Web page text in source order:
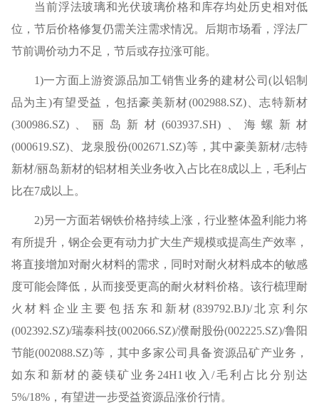
当前浮法玻璃和光伏玻璃价格和库存均处历史相对低
位，节后价格修复仍需关注需求情况。后期市场看，浮法厂
节前调价动力不足，节后或存拉涨可能。
1)一方面上游资源品加工销售业务的建材公司(以铝制
品为主)有望受益，包括豪美新材(002988.SZ)、志特新材
(300986.SZ)、丽岛新材(603937.SH)、海螺新材
(000619.SZ)、龙泉股份(002671.SZ)等，其中豪美新材/志特
新材/丽岛新材的铝材相关业务收入占比在8成以上，毛利占
比在7成以上。
2)另一方面若钢铁价格持续上涨，行业整体盈利能力将
有所提升，钢企会更有动力扩大生产规模或提高生产效率，
将直接增加对耐火材料的需求，同时对耐火材料成本的敏感
度可能会降低，从而接受更高的耐火材料价格。该行梳理耐
火材料企业主要包括东和新材(839792.BJ)/北京利尔
(002392.SZ)/瑞泰科技(002066.SZ)/濮耐股份(002225.SZ)/鲁阳
节能(002088.SZ)等，其中多家公司具备资源品矿产业务，
如东和新材的菱镁矿业务24H1收入/毛利占比分别达
5%/18%，有望进一步受益资源品涨价行情。